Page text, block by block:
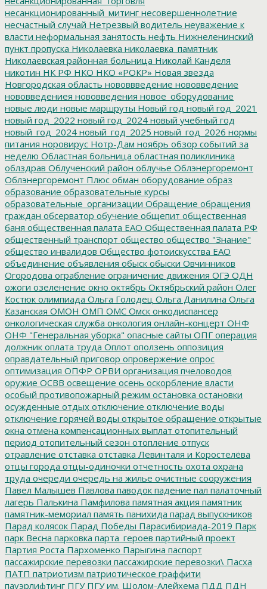
несанкционированный_митинг несовершеннолетние
несчастный случай Нетрезвый водитель неуважение к
власти неформальная занятость нефть Нижнеленинский
пункт пропуска Николаевка николаевка_памятник
Николаевская районная больница Николай Канделя
никотин НК РФ НКО НКО «РОКР» Новая звезда
Новгородская область нововвведение нововведение
нововведениея нововведения новое_оборудование
новые люди новые маршруты Новый год новый год_2021
новый год_2022 новый год_2024 новый учебный год
новый_год_2024 новый_год_2025 новый_год_2026 нормы
питания норовирус Нотр-Дам ноябрь обзор событий за
неделю Областная больница областная поликлиника
облздрав Облученский район облучье Облэнергоремонт
Облэнергоремонт Плюс обман оборудование образ
образование образовательные курсы
образовательные_организации Обращение обращения
граждан обсерватор обучение общепит общественная
баня общественная палата ЕАО Общественная палата РФ
общественный транспорт общество общество "Знание"
общество инвалидов Общество фотоискусства ЕАО
объединение объявления обыск обыски Овчинников
Огородова ограбление ограничение движения ОГЭ ОДН
ожоги озеленение окно октябрь Октябрьский район Олег
Костюк олимпиада Ольга Голодец Ольга Данилина Ольга
Казанская ОМОН ОМП ОМС Омск онкодиспансер
онкологическая служба онкология онлайн-концерт ОНФ
ОНФ "Генеральная уборка" опасные сайты ОПГ операция
должник оплата труда Оплот оползень оппозиция
оправдательный приговор опровержение опрос
оптимизация ОПФР ОРВИ организация пчеловодов
оружие ОСВВ освещение осень оскорбление власти
особый противопожарный режим остановка остановки
осужденные отдых отключение отключение воды
отключение горячей воды открытое обращение открытые
окна отмена компенсационных выплат отопительный
период отопительный сезон отопление отпуск
отравление отставка отставка Левинталя и Коростелёва
отцы города отцы-одиночки отчетность охота охрана
труда очереди очередь на жилье очистные сооружения
Павел Малышев Павлова паводок падение пал палаточный
лагерь Палькина Памфилова памятная акция памятник
памятник-мемориал память панихида парад выпускников
Парад колясок Парад Победы Парасибириада-2019 Парк
парк Весна парковка парта_героев партийный проект
Партия Роста Пархоменко Парыгина паспорт
пассажирские перевозки пассажирские перевозки\ Пасха
ПАТП патриотизм патриотическое граффити
пауэрлифтинг ПГУПГУ им. Шолом-Алейхема ПДД ПДН